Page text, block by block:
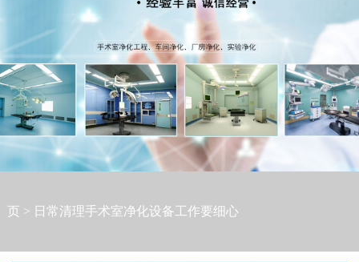
页 > 日常清理手术室净化设备工作要细心